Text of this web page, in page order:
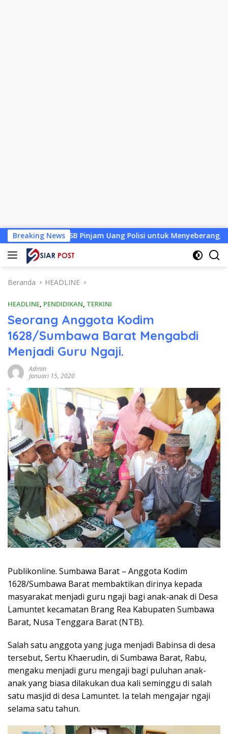
Langsung
ke
konten
Breaking News
Pinjam Uang Polisi untuk Menyeberang, Asesmen Bantuan
Beranda HEADLINE
HEADLINE, PENDIDIKAN, TERKINI
Seorang Anggota Kodim
1628/Sumbawa Barat Mengabdi
Menjadi Guru Ngaji.
Admin
Januari 15, 2020
Publikonline. Sumbawa Barat – Anggota Kodim
1628/Sumbawa Barat membaktikan dirinya kepada
masyarakat menjadi guru ngaji bagi anak-anak di Desa
Lamuntet kecamatan Brang Rea Kabupaten Sumbawa
Barat, Nusa Tenggara Barat (NTB).
Salah satu anggota yang juga menjadi Babinsa di desa
tersebut, Sertu Khaerudin, di Sumbawa Barat, Rabu,
mengaku menjadi guru mengaji bagi puluhan anak-
anak yang biasa dilakukan dua kali seminggu di salah
satu masjid di desa Lamuntet. Ia telah mengajar ngaji
selama satu tahun.